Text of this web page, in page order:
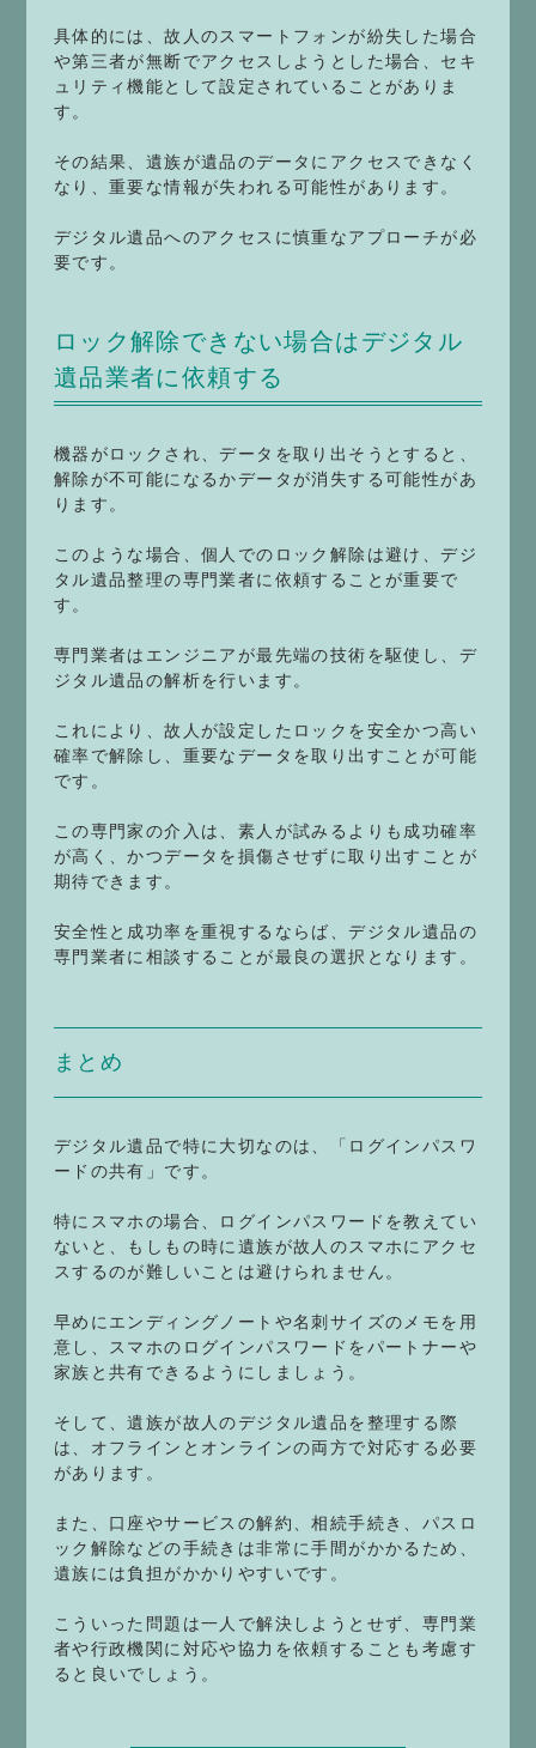
具体的には、故人のスマートフォンが紛失した場合
や第三者が無断でアクセスしようとした場合、セキ
ュリティ機能として設定されていることがありま
す。
その結果、遺族が遺品のデータにアクセスできなく
なり、重要な情報が失われる可能性があります。
デジタル遺品へのアクセスに慎重なアプローチが必
要です。
ロック解除できない場合はデジタル
遺品業者に依頼する
機器がロックされ、データを取り出そうとすると、
解除が不可能になるかデータが消失する可能性があ
ります。
このような場合、個人でのロック解除は避け、デジ
タル遺品整理の専門業者に依頼することが重要で
す。
専門業者はエンジニアが最先端の技術を駆使し、デ
ジタル遺品の解析を行います。
これにより、故人が設定したロックを安全かつ高い
確率で解除し、重要なデータを取り出すことが可能
です。
この専門家の介入は、素人が試みるよりも成功確率
が高く、かつデータを損傷させずに取り出すことが
期待できます。
安全性と成功率を重視するならば、デジタル遺品の
専門業者に相談することが最良の選択となります。
まとめ
デジタル遺品で特に大切なのは、「ログインパスワ
ードの共有」です。
特にスマホの場合、ログインパスワードを教えてい
ないと、もしもの時に遺族が故人のスマホにアクセ
スするのが難しいことは避けられません。
早めにエンディングノートや名刺サイズのメモを用
意し、スマホのログインパスワードをパートナーや
家族と共有できるようにしましょう。
そして、遺族が故人のデジタル遺品を整理する際
は、オフラインとオンラインの両方で対応する必要
があります。
また、口座やサービスの解約、相続手続き、パスロ
ック解除などの手続きは非常に手間がかかるため、
遺族には負担がかかりやすいです。
こういった問題は一人で解決しようとせず、専門業
者や行政機関に対応や協力を依頼することも考慮す
ると良いでしょう。